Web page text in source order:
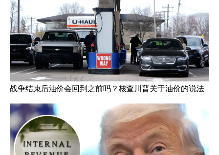
战争结束后油价会回到之前吗？核查川普关于油价的说法